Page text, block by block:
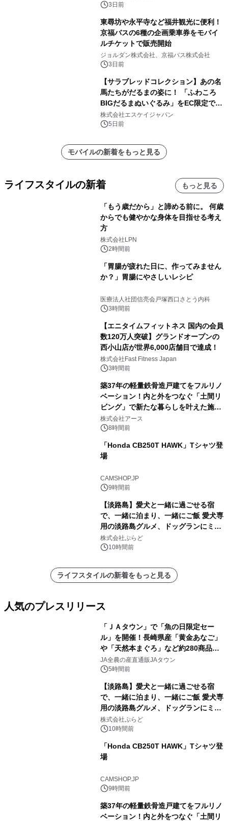
3日前
東尋坊や永平寺など福井観光に便利！
京福バスの6種の企画乗車券をモバイ
ルチケットで販売開始
ジョルダン株式会社、京福バス株式会社
3日前
【サラブレッドコレクション】あの名
馬たちがだるまの姿に！ 「ふわころ
BIGだるまぬいぐるみ」をEC限定で受
注販売開始
株式会社エスケイジャパン
5日前
モバイルの新着をもっと見る
ライフスタイルの新着 もっと見る
「もう歳だから」と諦める前に。 何歳
からでも健やかな身体を目指せる考え
方
株式会社LPN
2時間前
「胃腸が疲れた日に、作ってみません
か？」胃腸にやさしいレシピ
医療法人社団信亮会戸塚西口さとう内科
3時間前
【エニタイムフィットネス 国内の会員
数120万人突破】グランドオープンの
西小山店が世界6,000店舗目で達成！
株式会社Fast Fitness Japan
3時間前
築37年の軽量鉄骨造戸建てをフルリノ
ベーション！内と外をつなぐ「土間リ
ビング」で新たな暮らしを叶えた施工
事例を株式会社アースが公開
株式会社アース
8時間前
「Honda CB250T HAWK」Tシャツ登
場
CAMSHOP.JP
9時間前
【淡路島】愛犬と一緒に過ごせる宿
で、一緒に泊まり、一緒にご飯 愛犬専
用の淡路島グルメ、ドッグランにミニ
プール グランピングとトレーラーハウ
スの2施設で
株式会社ぷらど
10時間前
ライフスタイルの新着をもっと見る
人気のプレスリリース
「ＪＡタウン」で「魚の日限定セー
ル」を開催！長崎県産「黄金あなご」
や「天然本まぐろ」など約280商品を
販売！～毎月１０日の定例企画～
JA全農の産直通販JAタウン
5時間前
【淡路島】愛犬と一緒に過ごせる宿
で、一緒に泊まり、一緒にご飯 愛犬専
用の淡路島グルメ、ドッグランにミニ
プール グランピングとトレーラーハウ
スの2施設で
株式会社ぷらど
10時間前
「Honda CB250T HAWK」Tシャツ登
場
CAMSHOP.JP
9時間前
築37年の軽量鉄骨造戸建てをフルリノ
ベーション！内と外をつなぐ「土間リ